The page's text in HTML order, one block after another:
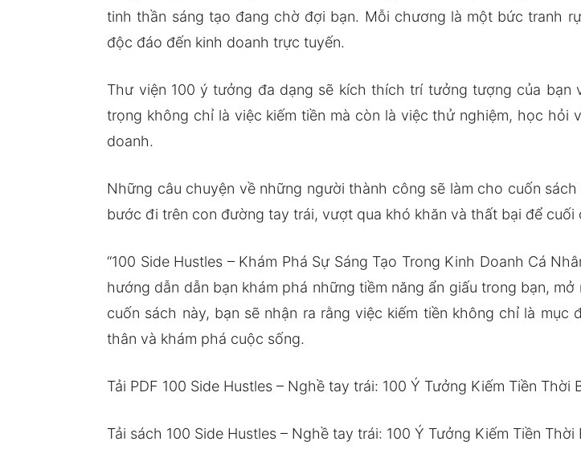
tinh thần sáng tạo đang chờ đợi bạn. Mỗi chương là một bức tranh
độc đáo đến kinh doanh trực tuyến.
Thư viện 100 ý tưởng đa dạng sẽ kích thích trí tưởng tượng của
trọng không chỉ là việc kiếm tiền mà còn là việc thử nghiệm, học
doanh.
Những câu chuyện về những người thành công sẽ làm cho cuốn
bước đi trên con đường tay trái, vượt qua khó khăn và thất bại để
“100 Side Hustles – Khám Phá Sự Sáng Tạo Trong Kinh Doanh Cá
hướng dẫn dẫn bạn khám phá những tiềm năng ẩn giấu trong bạn,
cuốn sách này, bạn sẽ nhận ra rằng việc kiếm tiền không chỉ là
thân và khám phá cuộc sống.
Tải PDF 100 Side Hustles – Nghề tay trái: 100 Ý Tưởng Kiếm Tiền Thời
Tải sách 100 Side Hustles – Nghề tay trái: 100 Ý Tưởng Kiếm Tiền Thời